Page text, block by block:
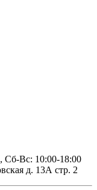
Сб-Вс: 10:00-18:00
д. 13А стр. 2